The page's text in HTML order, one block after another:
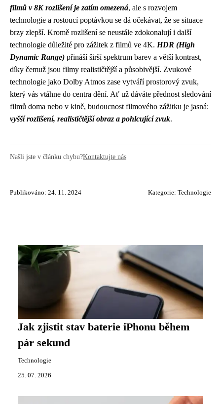
filmů v 8K rozlišení je zatím omezená, ale s rozvojem
technologie a rostoucí poptávkou se dá očekávat, že se situace
brzy zlepší. Kromě rozlišení se neustále zdokonalují i další
technologie důležité pro zážitek z filmů ve 4K. HDR (High
Dynamic Range) přináší širší spektrum barev a větší kontrast,
díky čemuž jsou filmy realističtější a působivější. Zvukové
technologie jako Dolby Atmos zase vytváří prostorový zvuk,
který vás vtáhne do centra dění. Ať už dáváte přednost sledování
filmů doma nebo v kině, budoucnost filmového zážitku je jasná:
vyšší rozlišení, realističtější obraz a pohlcující zvuk.
Našli jste v článku chybu?Kontaktujte nás
Publikováno: 24. 11. 2024 Kategorie: Technologie
Jak zjistit stav baterie iPhonu během
pár sekund
Technologie
25. 07. 2026